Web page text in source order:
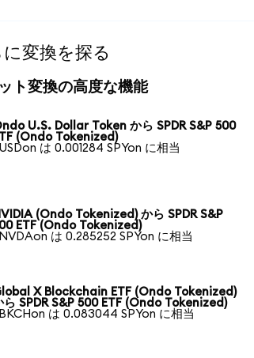
変換を探る
ト変換の高度な機能
U.S. Dollar Token から SPDR S&P 500
(Ondo Tokenized)
は 0.001284 SPYon に相当
(Ondo Tokenized) から SPDR S&P
ETF (Ondo Tokenized)
NVDAon は 0.285252 SPYon に相当
X Blockchain ETF (Ondo Tokenized)
ら SPDR S&P 500 ETF (Ondo Tokenized)
BKCHon は 0.083044 SPYon に相当